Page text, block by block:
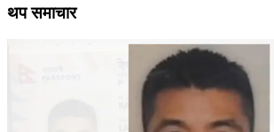
थप समाचार